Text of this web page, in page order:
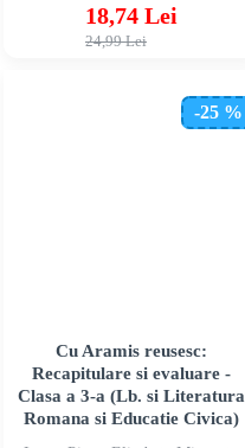
18,74 Lei
24,99 Lei
-25 %
Cu Aramis reusesc:
Recapitulare si evaluare -
Clasa a 3-a (Lb. si Literatura
Romana si Educatie Civica)